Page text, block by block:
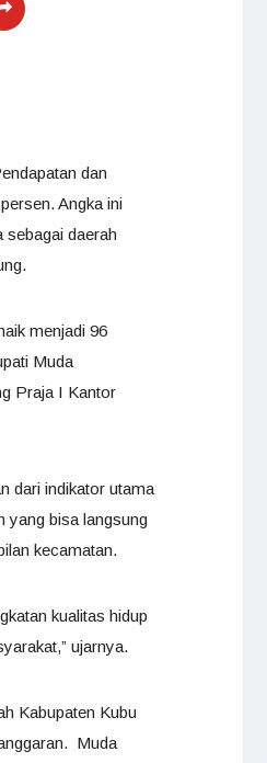
dan
Angka ini
sebagai daerah
menjadi 96
Muda
Praja I Kantor
dari indikator utama
yang bisa langsung
kecamatan.
kualitas hidup
ujarnya.
Kabupaten Kubu
Muda